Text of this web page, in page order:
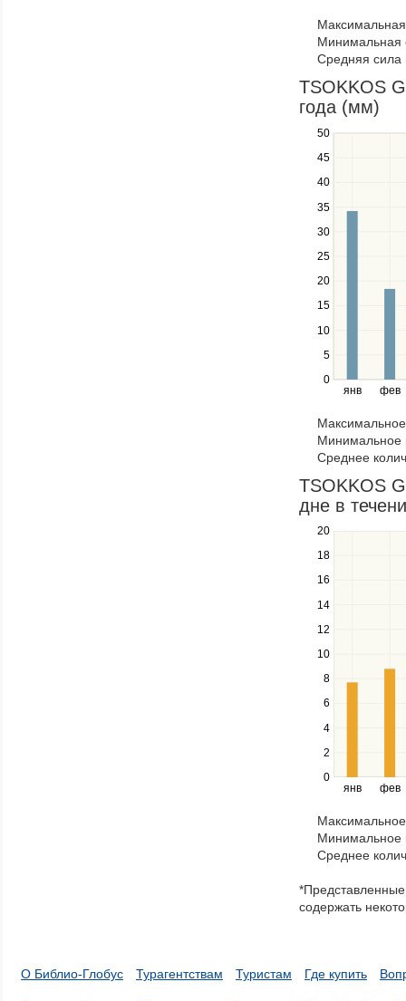
navigate
through
items
in
a
series.
Минимальная
Средняя сила
TSOKKOS
года (мм)
янв фев
0
5
10
15
20
25
30
35
40
45
50
Use
the
and
down
to
navigate
series.
Use
the
and
right
navigate
through
items
in
a
series.
Минимальное
Среднее
TSOKKOS
дне в
янв фев
0
2
4
6
8
10
12
14
16
18
20
Use
the
and
down
to
navigate
series.
Use
the
and
right
navigate
through
items
a
series.
Минимальное
Среднее
содержать
О Библио-Глобус Турагентствам Туристам Где купить